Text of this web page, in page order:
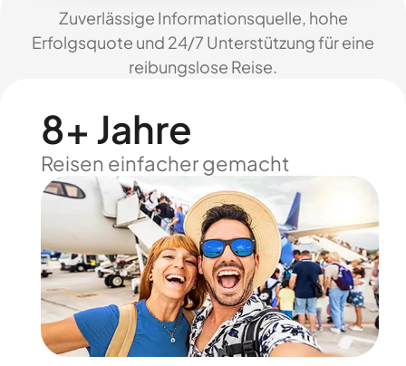
Zuverlässige Informationsquelle, hohe
Erfolgsquote und 24/7 Unterstützung für eine
reibungslose Reise.
8+ Jahre
Reisen einfacher gemacht